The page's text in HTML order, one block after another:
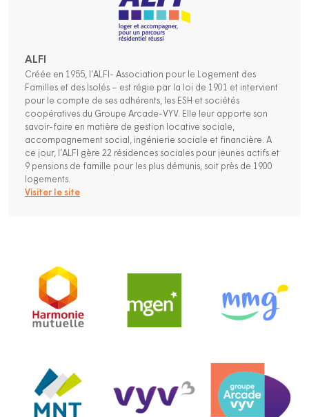
ALFI
Créée en 1955, l’ALFI- Association pour le Logement des
Familles et des Isolés – est régie par la loi de 1901 et intervient
pour le compte de ses adhérents, les ESH et sociétés
coopératives du Groupe Arcade-VYV. Elle leur apporte son
savoir-faire en matière de gestion locative sociale,
accompagnement social, ingénierie sociale et financière. A
ce jour, l’ALFI gère 22 résidences sociales pour jeunes actifs et
9 pensions de famille pour les plus démunis, soit près de 1900
logements.
Visiter le site